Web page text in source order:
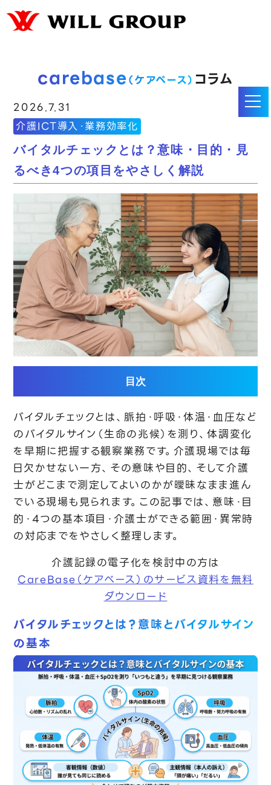
carebase（ケアベース） コラム
2026.7.31
介護ICT導入・業務効率化
バイタルチェックとは？意味・目的・見
るべき4つの項目をやさしく解説
目次
バイタルチェックとは、脈拍・呼吸・体温・血圧など
のバイタルサイン（生命の兆候）を測り、体調変化
を早期に把握する観察業務です。介護現場では毎
日欠かせない一方、その意味や目的、そして介護
士がどこまで測定してよいのかが曖昧なまま進ん
でいる現場も見られます。この記事では、意味・目
的・4つの基本項目・介護士ができる範囲・異常時
の対応までをやさしく整理します。
介護記録の電子化を検討中の方は
CareBase（ケアベース）のサービス資料を無料
ダウンロード
バイタルチェックとは？意味とバイタルサイン
の基本